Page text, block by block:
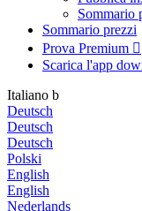
Sommario
Sommario prezzi
Prova Premium 
Scarica l'app
Italiano b
Deutsch
Deutsch
Deutsch
Polski
English
English
Nederlands